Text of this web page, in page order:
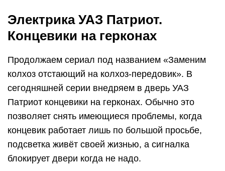
Электрика УАЗ Патриот.
Концевики на герконах
Продолжаем сериал под названием «Заменим
колхоз отстающий на колхоз-передовик». В
сегодняшней серии внедряем в дверь УАЗ
Патриот концевики на герконах. Обычно это
позволяет снять имеющиеся проблемы, когда
концевик работает лишь по большой просьбе,
подсветка живёт своей жизнью, а сигналка
блокирует двери когда не надо.